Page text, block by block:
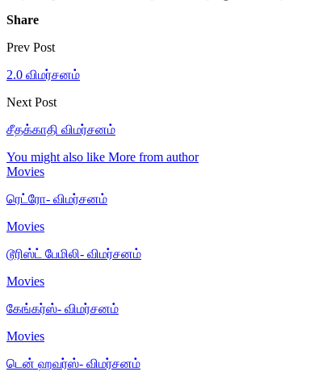
Share
Prev Post
2.0 விமர்சனம்
Next Post
சீதக்காதி விமர்சனம்
You might also like More from author
Movies
ரெட்ரோ- விமர்சனம்
Movies
டூரிஸ்ட் பேமிலி- விமர்சனம்
Movies
கேங்கர்ஸ்- விமர்சனம்
Movies
டென் ஹவர்ஸ்- விமர்சனம்